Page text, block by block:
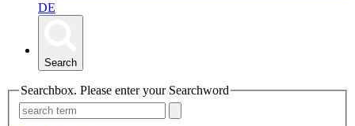
DE
Search
Searchbox. Please enter your Searchword